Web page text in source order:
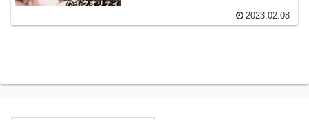
2023.02.08